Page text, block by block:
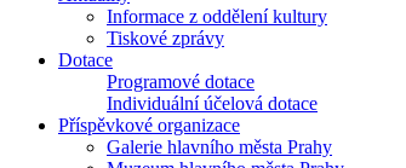
Informace z oddělení kultury
Tiskové zprávy
Dotace
Programové dotace
Individuální účelová dotace
Příspěvkové organizace
Galerie hlavního města Prahy